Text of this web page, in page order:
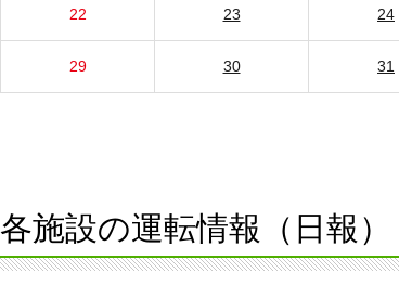
22 23 24
29 30 31
各施設の運転情報（日報）